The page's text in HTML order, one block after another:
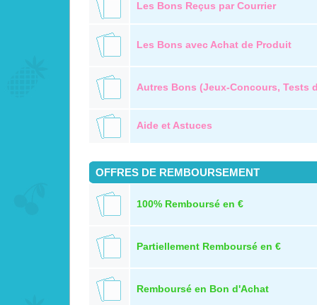
Les Bons Reçus par Courrier
Les Bons avec Achat de Produit
Autres Bons (Jeux-Concours, Tests
Aide et Astuces
OFFRES DE REMBOURSEMENT
100% Remboursé en €
Partiellement Remboursé en €
Remboursé en Bon d'Achat